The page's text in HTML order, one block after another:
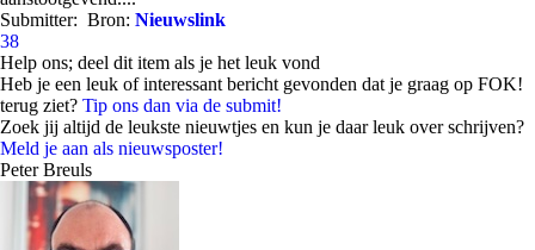
Submitter: Bron: Nieuwslink
38
Help ons; deel dit item als je het leuk vond
Heb je een leuk of interessant bericht gevonden dat je graag op FOK!
terug ziet? Tip ons dan via de submit!
Zoek jij altijd de leukste nieuwtjes en kun je daar leuk over schrijven?
Meld je aan als nieuwsposter!
Peter Breuls